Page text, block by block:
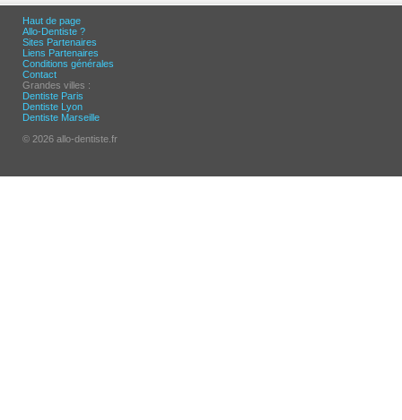
Haut de page
Allo-Dentiste ?
Sites Partenaires
Liens Partenaires
Conditions générales
Contact
Grandes villes :
Dentiste Paris
Dentiste Lyon
Dentiste Marseille
© 2026 allo-dentiste.fr